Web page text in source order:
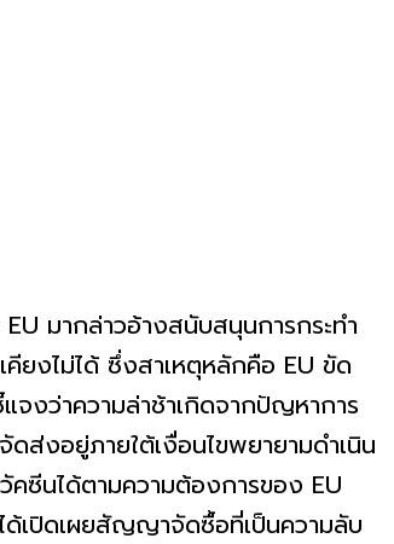
มากล่าวอ้างสนับสนุนการกระทำ
คียงไม่ได้ ซึ่งสาเหตุหลักคือ EU ขัด
จงว่าความล่าช้าเกิดจากปัญหาการ
ส่งอยู่ภายใต้เงื่อนไขพยายามดำเนิน
นได้ตามความต้องการของ EU
ด้เปิดเผยสัญญาจัดซื้อที่เป็นความลับ